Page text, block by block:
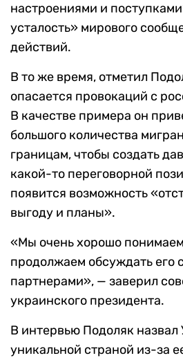
настроениями и
усталость» мирового
действий.
В то же время, отметил
опасается провокаций с
В качестве примера он
большого количества
границам, чтобы создать
какой-то переговорной
появится возможность
выгоду и планы».
«Мы очень хорошо
продолжаем обсуждать его
партнерами», — заверил
украинского президента.
В интервью Подоляк назвал
уникальной страной из-за